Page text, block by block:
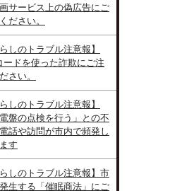
サービス上の偽広告にご
ださい。
らしのトラブル注意報】
ードを使った詐欺にご注
さい。
らしのトラブル注意報】
電盤の点検を行う」との不
話や訪問が市内で頻発し
す
らしのトラブル注意報】市
生する「催眠商法」にご